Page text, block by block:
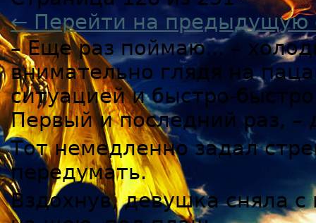
← Перейти на предыдущую
– Еще раз поймаю... –
внимательно глядя на
ситуацией и быстро-
Первый и последний раз, –
Тот немедленно задал
передумать.
Вздохнув, девушка сняла